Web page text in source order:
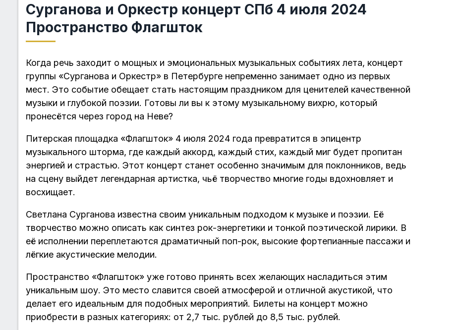
Сурганова и Оркестр концерт СПб 4 июля 2024
Пространство Флагшток
Когда речь заходит о мощных и эмоциональных музыкальных событиях лета, концерт
группы «Сурганова и Оркестр» в Петербурге непременно занимает одно из первых
мест. Это событие обещает стать настоящим праздником для ценителей качественной
музыки и глубокой поэзии. Готовы ли вы к этому музыкальному вихрю, который
пронесётся через город на Неве?
Питерская площадка «Флагшток» 4 июля 2024 года превратится в эпицентр
музыкального шторма, где каждый аккорд, каждый стих, каждый миг будет пропитан
энергией и страстью. Этот концерт станет особенно значимым для поклонников, ведь
на сцену выйдет легендарная артистка, чьё творчество многие годы вдохновляет и
восхищает.
Светлана Сурганова известна своим уникальным подходом к музыке и поэзии. Её
творчество можно описать как синтез рок-энергетики и тонкой поэтической лирики. В
её исполнении переплетаются драматичный поп-рок, высокие фортепианные пассажи и
лёгкие акустические мелодии.
Пространство «Флагшток» уже готово принять всех желающих насладиться этим
уникальным шоу. Это место славится своей атмосферой и отличной акустикой, что
делает его идеальным для подобных мероприятий. Билеты на концерт можно
приобрести в разных категориях: от 2,7 тыс. рублей до 8,5 тыс. рублей.